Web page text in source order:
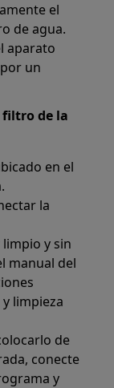
el
de agua.
aparato
un
filtro de la
en el
la
y sin
manual del
limpieza
de
conecte
y